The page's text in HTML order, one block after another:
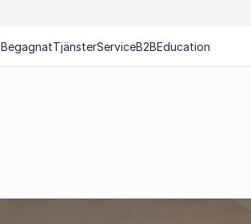
BegagnatTjänsterServiceB2BEducation